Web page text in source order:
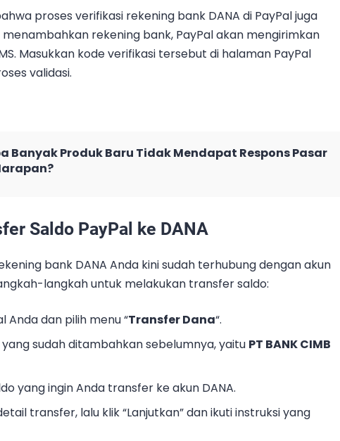
proses verifikasi rekening bank DANA di PayPal juga
rekening bank, PayPal akan mengirimkan
Masukkan kode verifikasi tersebut di halaman PayPal
validasi.
Banyak Produk Baru Tidak Mendapat Respons Pasar
Saldo PayPal ke DANA
bank DANA Anda kini sudah terhubung dengan akun
langkah untuk melakukan transfer saldo:
Anda dan pilih menu “Transfer Dana“.
sudah ditambahkan sebelumnya, yaitu PT BANK CIMB
yang ingin Anda transfer ke akun DANA.
transfer, lalu klik “Lanjutkan” dan ikuti instruksi yang